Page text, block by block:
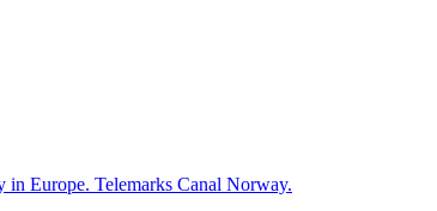
in Europe. Telemarks Canal Norway.